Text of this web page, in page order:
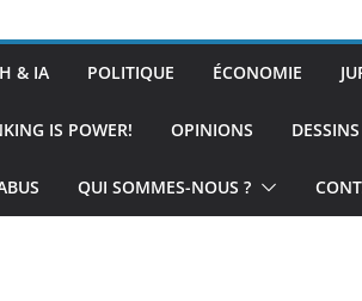
& IA POLITIQUE ÉCONOMIE
IS POWER! OPINIONS
QUI SOMMES-NOUS ?